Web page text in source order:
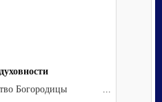
Богородицы ...